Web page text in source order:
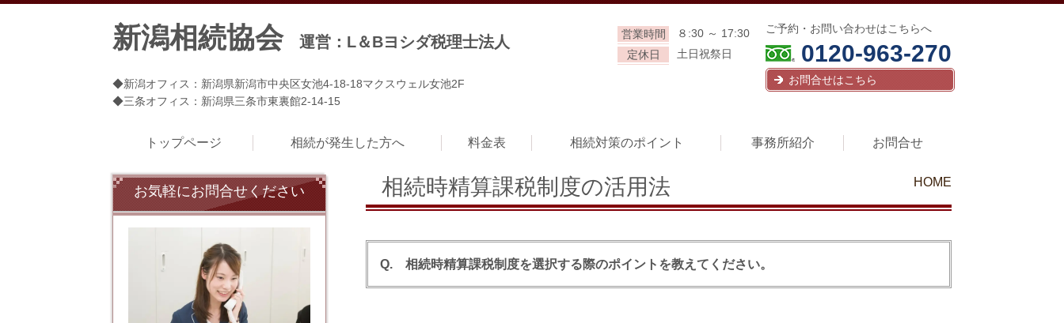
新潟相続協会 運営：L＆Bヨシダ税理士法人
◆新潟オフィス：新潟県新潟市中央区女池4-18-18マクスウェル女池2F
◆三条オフィス：新潟県三条市東裏館2-14-15
営業時間
８:30 ～ 17:30
定休日
土日祝祭日
ご予約・お問い合わせはこちらへ
0120-963-270
お問合せはこちら
トップページ 相続が発生した方へ 料金表 相続対策のポイント 事務所紹介 お問合せ
HOME
相続時精算課税制度の活用法
Q. 相続時精算課税制度を選択する際のポイントを教えてください。
お気軽にお問合せください